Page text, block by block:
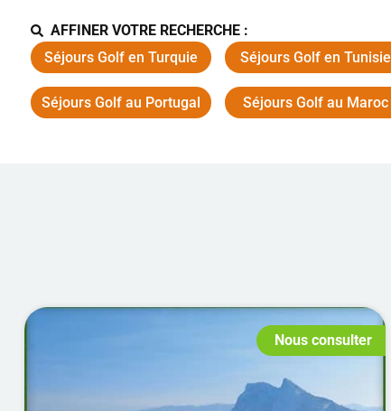
AFFINER VOTRE RECHERCHE :
Séjours Golf en Turquie
Séjours Golf en Tunisie
Séjours Golf au Portugal Séjours Golf au Maroc
Nous consulter